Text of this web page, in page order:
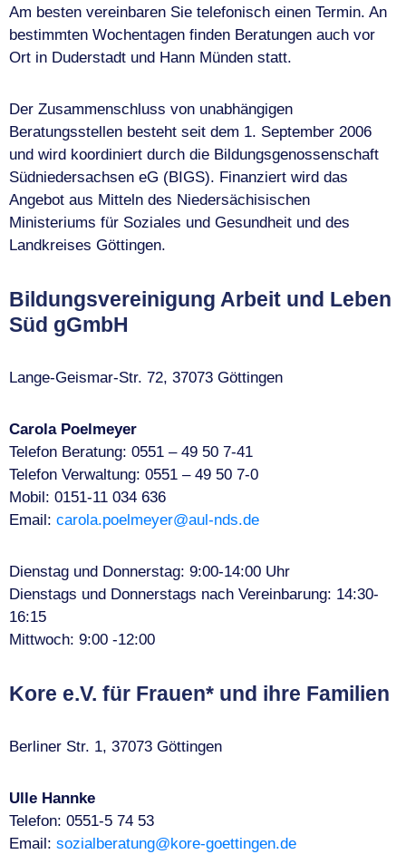
Am besten vereinbaren Sie telefonisch einen Termin. An
bestimmten Wochentagen finden Beratungen auch vor
Ort in Duderstadt und Hann Münden statt.
Der Zusammenschluss von unabhängigen
Beratungsstellen besteht seit dem 1. September 2006
und wird koordiniert durch die Bildungsgenossenschaft
Südniedersachsen eG (BIGS). Finanziert wird das
Angebot aus Mitteln des Niedersächisischen
Ministeriums für Soziales und Gesundheit und des
Landkreises Göttingen.
Bildungsvereinigung Arbeit und Leben
Süd gGmbH
Lange-Geismar-Str. 72, 37073 Göttingen
Carola Poelmeyer
Telefon Beratung: 0551 – 49 50 7-41
Telefon Verwaltung: 0551 – 49 50 7-0
Mobil: 0151-11 034 636
Email: carola.poelmeyer@aul-nds.de
Dienstag und Donnerstag: 9:00-14:00 Uhr
Dienstags und Donnerstags nach Vereinbarung: 14:30-
16:15
Mittwoch: 9:00 -12:00
Kore e.V. für Frauen* und ihre Familien
Berliner Str. 1, 37073 Göttingen
Ulle Hannke
Telefon: 0551-5 74 53
Email: sozialberatung@kore-goettingen.de